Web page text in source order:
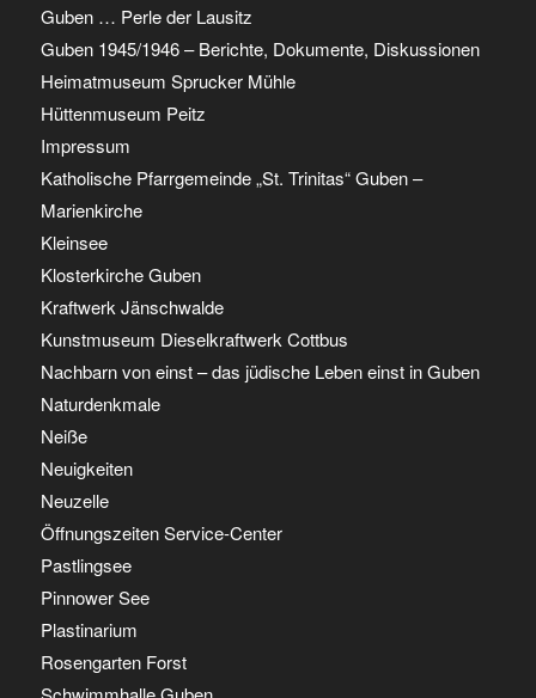
Guben … Perle der Lausitz
Guben 1945/1946 – Berichte, Dokumente, Diskussionen
Heimatmuseum Sprucker Mühle
Hüttenmuseum Peitz
Impressum
Katholische Pfarrgemeinde „St. Trinitas“ Guben –
Marienkirche
Kleinsee
Klosterkirche Guben
Kraftwerk Jänschwalde
Kunstmuseum Dieselkraftwerk Cottbus
Nachbarn von einst – das jüdische Leben einst in Guben
Naturdenkmale
Neiße
Neuigkeiten
Neuzelle
Öffnungszeiten Service-Center
Pastlingsee
Pinnower See
Plastinarium
Rosengarten Forst